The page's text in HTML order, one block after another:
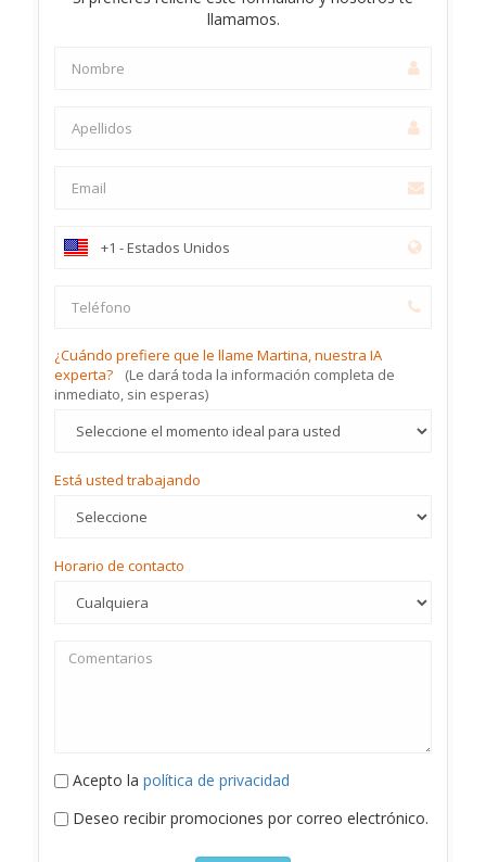
llamamos.
¿Cuándo prefiere que le llame Martina, nuestra IA
experta?
(Le dará toda la información completa de
inmediato, sin esperas)
Está usted trabajando
Horario de contacto
Acepto la política de privacidad
Deseo recibir promociones por correo electrónico.